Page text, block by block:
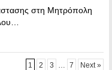
στη Μητρόπολη
1 2 3 7 Next »